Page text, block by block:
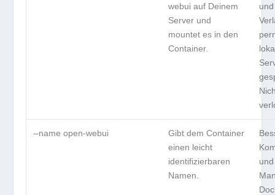
webui auf Deinem
Server und
mountet es in den
Container.
–name open-webui
Gibt dem Container
einen leicht
identifizierbaren
Namen.